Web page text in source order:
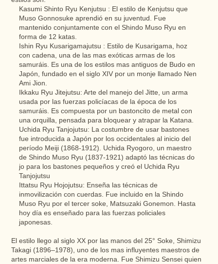
Kasumi Shinto Ryu Kenjutsu : El estilo de Kenjutsu que
Muso Gonnosuke aprendió en su juventud. Fue
mantenido conjuntamente con el Shindo Muso Ryu en
forma de 12 katas.
Ishin Ryu Kusarigamajutsu : Estilo de Kusarigama, hoz
con cadena, una de las mas exóticas armas de los
samuráis. Es una de los estilos mas antiguos de Budo en
Japón, fundado en el siglo XIV por un monje llamado Nen
Ami Jion.
Ikkaku Ryu Jitejutsu: Arte del manejo del Jitte, un arma
usada por las fuerzas policíacas de la época de los
samuráis. Es compuesta por un bastoncito de metal con
una orquilla, pensada para bloquear y atrapar la Katana.
Uchida Ryu Tanjojutsu: La costumbre de usar bastones
fue introducida a Japón por los occidentales al inicio del
período Meiji (1868-1912). Uchida Ryogoro, un maestro
de Shindo Muso Ryu (1837-1921) adaptó las técnicas do
jo para los bastones pequeños y creó el Uchida Ryu
Tanjojutsu
Ittatsu Ryu Hojojutsu: Enseña las técnicas de
inmovilización con cuerdas. Fue incluido en la Shindo
Muso Ryu por el tercer soke, Matsuzaki Gonemon. Hasta
hoy día es enseñado para las fuerzas policiales
japonesas.
El estilo llego al siglo XX por las manos del 25° Soke, Shimizu
Takagi (1896–1978), uno de los mas influyentes maestros de
artes marciales de la era moderna. Fue Shimizu Sensei quien